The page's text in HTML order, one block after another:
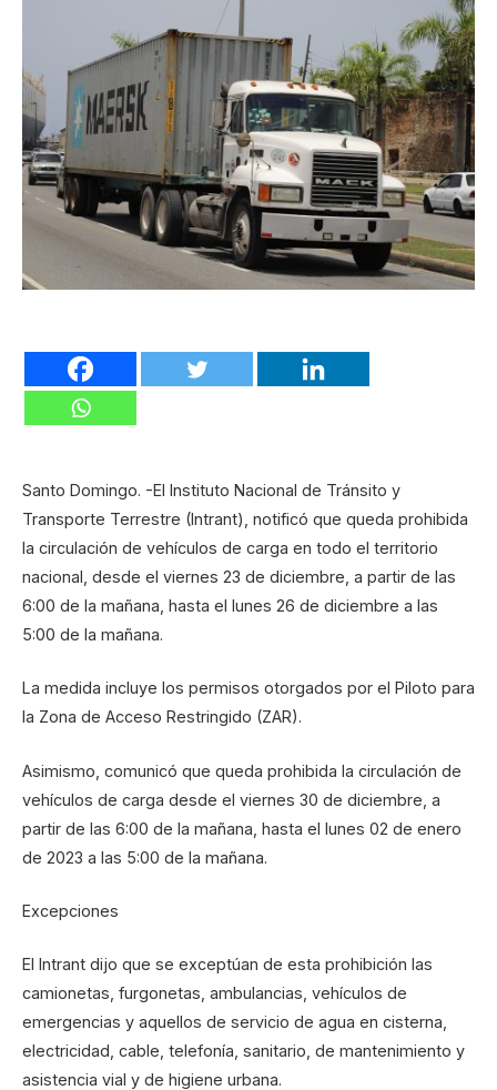
Santo Domingo. -El Instituto Nacional de Tránsito y
Transporte Terrestre (Intrant), notificó que queda prohibida
la circulación de vehículos de carga en todo el territorio
nacional, desde el viernes 23 de diciembre, a partir de las
6:00 de la mañana, hasta el lunes 26 de diciembre a las
5:00 de la mañana.
La medida incluye los permisos otorgados por el Piloto para
la Zona de Acceso Restringido (ZAR).
Asimismo, comunicó que queda prohibida la circulación de
vehículos de carga desde el viernes 30 de diciembre, a
partir de las 6:00 de la mañana, hasta el lunes 02 de enero
de 2023 a las 5:00 de la mañana.
Excepciones
El Intrant dijo que se exceptúan de esta prohibición las
camionetas, furgonetas, ambulancias, vehículos de
emergencias y aquellos de servicio de agua en cisterna,
electricidad, cable, telefonía, sanitario, de mantenimiento y
asistencia vial y de higiene urbana.